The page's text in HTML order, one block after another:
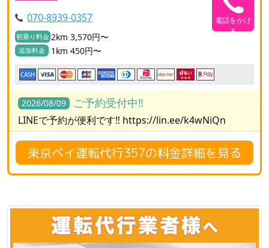
070-8939-0357
初乗り料金 2km 3,570円〜
追加料金 1km 450円〜
電話をかけ
る
CASH
2026/08/09 ご予約受付中‼️
LINEで予約が便利です‼️ https://lin.ee/k4wNiQn
東京ベイ運転代行357の料金詳細を見る